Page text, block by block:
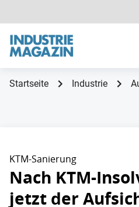
Startseite Industrie
KTM-Sanierung
Nach KTM-
jetzt der